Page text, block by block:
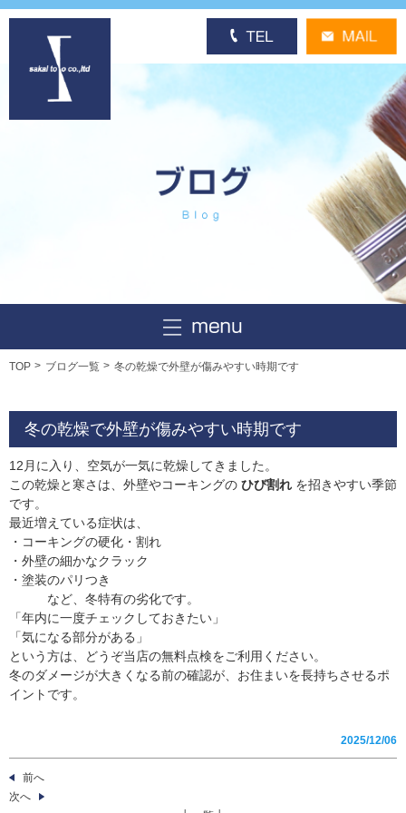
TOP ブログ一覧 冬の乾燥で外壁が傷みやすい時期です
冬の乾燥で外壁が傷みやすい時期です
12月に入り、空気が一気に乾燥してきました。
この乾燥と寒さは、外壁やコーキングの ひび割れ を招きやすい季節
です。
最近増えている症状は、
・コーキングの硬化・割れ
・外壁の細かなクラック
・塗装のパリつき
など、冬特有の劣化です。
「年内に一度チェックしておきたい」
「気になる部分がある」
という方は、どうぞ当店の無料点検をご利用ください。
冬のダメージが大きくなる前の確認が、お住まいを長持ちさせるポ
イントです。
2025/12/06
前へ
次へ